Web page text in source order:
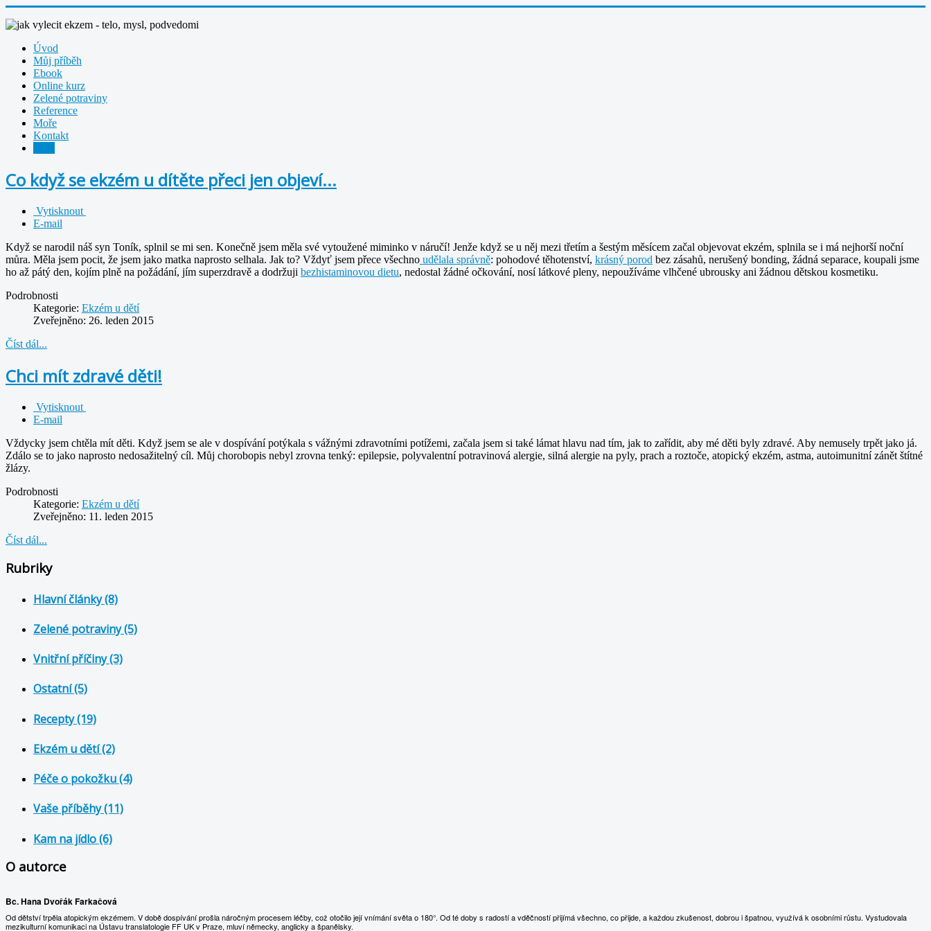
Úvod
Můj příběh
Ebook
Online kurz
Zelené potraviny
Reference
Moře
Kontakt
Co když se ekzém u dítěte přeci jen objeví...
Vytisknout
E-mail
Když se narodil náš syn Toník, splnil se mi sen. Konečně jsem měla své vytoužené miminko v náručí! Jenže když se u něj mezi třetím a šestým měsícem začal objevovat ekzém, splnila se i má nejhorší noční
můra. Měla jsem pocit, že jsem jako matka naprosto selhala. Jak to? Vždyť jsem přece všechno udělala správně: pohodové těhotenství, krásný porod bez zásahů, nerušený bonding, žádná separace, koupali jsme
ho až pátý den, kojím plně na požádání, jím superzdravě a dodržuji bezhistaminovou dietu, nedostal žádné očkování, nosí látkové pleny, nepoužíváme vlhčené ubrousky ani žádnou dětskou kosmetiku.
Podrobnosti
Kategorie: Ekzém u dětí
Zveřejněno: 26. leden 2015
Číst dál...
Chci mít zdravé děti!
Vytisknout
E-mail
Vždycky jsem chtěla mít děti. Když jsem se ale v dospívání potýkala s vážnými zdravotními potížemi, začala jsem si také lámat hlavu nad tím, jak to zařídit, aby mé děti byly zdravé. Aby nemusely trpět jako já.
Zdálo se to jako naprosto nedosažitelný cíl. Můj chorobopis nebyl zrovna tenký: epilepsie, polyvalentní potravinová alergie, silná alergie na pyly, prach a roztoče, atopický ekzém, astma, autoimunitní zánět štítné
žlázy.
Podrobnosti
Kategorie: Ekzém u dětí
Zveřejněno: 11. leden 2015
Číst dál...
Rubriky
Hlavní články (8)
Zelené potraviny (5)
Vnitřní příčiny (3)
Ostatní (5)
Recepty (19)
Ekzém u dětí (2)
Péče o pokožku (4)
Vaše příběhy (11)
Kam na jídlo (6)
O autorce
Bc. Hana Dvořák Farkačová
Od dětství trpěla atopickým ekzémem. V době dospívání prošla náročným procesem léčby, což otočilo její vnímání světa o 180°. Od té doby s radostí a vděčností přijímá všechno, co přijde, a každou zkušenost, dobrou i špatnou, využívá k osobními růstu. Vystudovala
mezikulturní komunikaci na Ústavu translatologie FF UK v Praze, mluví německy, anglicky a španělsky.